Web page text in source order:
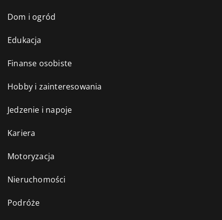
Dom i ogród
Edukacja
Finanse osobiste
Hobby i zainteresowania
Jedzenie i napoje
Kariera
Motoryzacja
Nieruchomości
Podróże